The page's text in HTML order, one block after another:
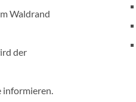
Waldrand
der
informieren.